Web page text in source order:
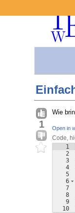
1
Wie
Open in
Code,
1
2
3
4
5
6
7
8
9
10